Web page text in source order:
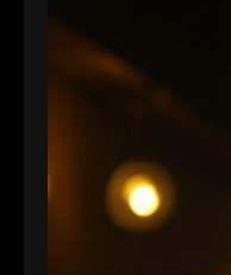
Farbdarstellung
Tiefe eine
werden.…